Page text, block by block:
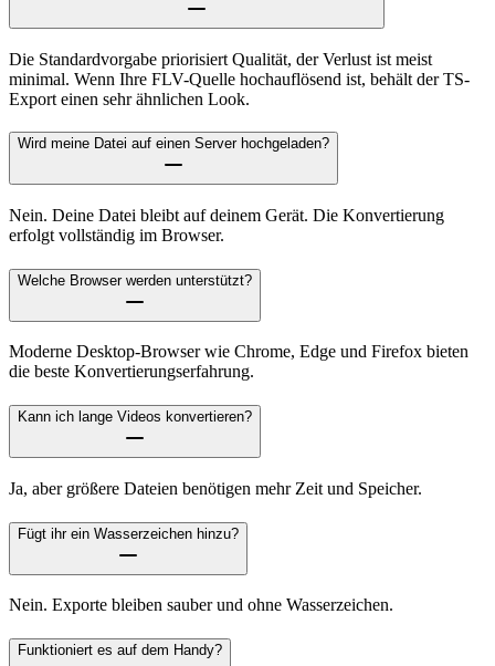
Die Standardvorgabe priorisiert Qualität, der Verlust ist meist
minimal. Wenn Ihre FLV-Quelle hochauflösend ist, behält der TS-
Export einen sehr ähnlichen Look.
Wird meine Datei auf einen Server hochgeladen?
Nein. Deine Datei bleibt auf deinem Gerät. Die Konvertierung
erfolgt vollständig im Browser.
Welche Browser werden unterstützt?
Moderne Desktop-Browser wie Chrome, Edge und Firefox bieten
die beste Konvertierungserfahrung.
Kann ich lange Videos konvertieren?
Ja, aber größere Dateien benötigen mehr Zeit und Speicher.
Fügt ihr ein Wasserzeichen hinzu?
Nein. Exporte bleiben sauber und ohne Wasserzeichen.
Funktioniert es auf dem Handy?